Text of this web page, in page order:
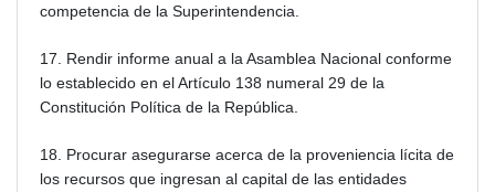
competencia de la Superintendencia.
17. Rendir informe anual a la Asamblea Nacional conforme
lo establecido en el Artículo 138 numeral 29 de la
Constitución Política de la República.
18. Procurar asegurarse acerca de la proveniencia lícita de
los recursos que ingresan al capital de las entidades